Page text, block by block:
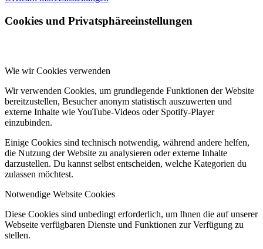
Cookies und Privatsphäreeinstellungen
Wie wir Cookies verwenden
Wir verwenden Cookies, um grundlegende Funktionen der Website
bereitzustellen, Besucher anonym statistisch auszuwerten und
externe Inhalte wie YouTube-Videos oder Spotify-Player
einzubinden.
Einige Cookies sind technisch notwendig, während andere helfen,
die Nutzung der Website zu analysieren oder externe Inhalte
darzustellen. Du kannst selbst entscheiden, welche Kategorien du
zulassen möchtest.
Notwendige Website Cookies
Diese Cookies sind unbedingt erforderlich, um Ihnen die auf unserer
Webseite verfügbaren Dienste und Funktionen zur Verfügung zu
stellen.